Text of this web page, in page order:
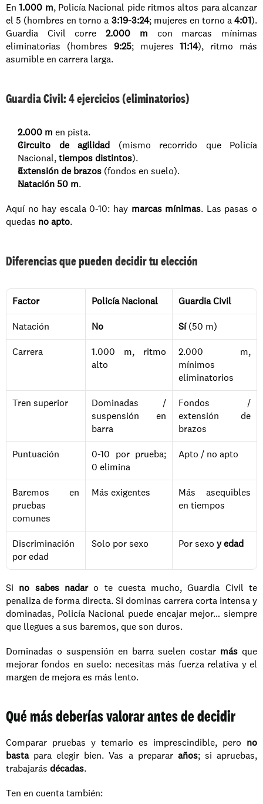
En 1.000 m, Policía Nacional pide ritmos altos para alcanzar
el 5 (hombres en torno a 3:19-3:24; mujeres en torno a 4:01).
Guardia Civil corre 2.000 m con marcas mínimas
eliminatorias (hombres 9:25; mujeres 11:14), ritmo más
asumible en carrera larga.
Guardia Civil: 4 ejercicios (eliminatorios)
2.000 m en pista.
Circuito de agilidad (mismo recorrido que Policía
Nacional, tiempos distintos).
Extensión de brazos (fondos en suelo).
Natación 50 m.
Aquí no hay escala 0-10: hay marcas mínimas. Las pasas o
quedas no apto.
Diferencias que pueden decidir tu elección
Factor Policía Nacional Guardia Civil
Natación No Sí (50 m)
Carrera
1.000 m, ritmo
alto
2.000 m,
mínimos
eliminatorios
Tren superior
Dominadas /
suspensión en
barra
Fondos /
extensión de
brazos
Puntuación
0-10 por prueba;
0 elimina
Apto / no apto
Baremos en
pruebas
comunes
Más exigentes
Más asequibles
en tiempos
Discriminación
por edad
Solo por sexo Por sexo y edad
Si no sabes nadar o te cuesta mucho, Guardia Civil te
penaliza de forma directa. Si dominas carrera corta intensa y
dominadas, Policía Nacional puede encajar mejor… siempre
que llegues a sus baremos, que son duros.
Dominadas o suspensión en barra suelen costar más que
mejorar fondos en suelo: necesitas más fuerza relativa y el
margen de mejora es más lento.
Qué más deberías valorar antes de decidir
Comparar pruebas y temario es imprescindible, pero no
basta para elegir bien. Vas a preparar años; si apruebas,
trabajarás décadas.
Ten en cuenta también: